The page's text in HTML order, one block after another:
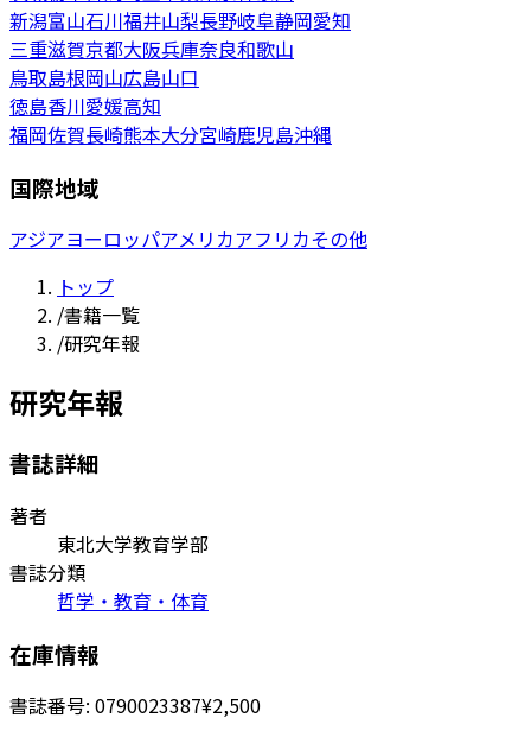
新潟富山石川福井山梨長野岐阜静岡愛知
三重滋賀京都大阪兵庫奈良和歌山
鳥取島根岡山広島山口
徳島香川愛媛高知
福岡佐賀長崎熊本大分宮崎鹿児島沖縄
国際地域
アジアヨーロッパアメリカアフリカその他
トップ
/書籍一覧
/研究年報
研究年報
書誌詳細
著者
東北大学教育学部
書誌分類
哲学・教育・体育
在庫情報
書誌番号: 0790023387¥2,500